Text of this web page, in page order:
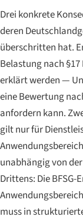
Drei konkrete
deren
überschritten hat.
Belastung nach
erklärt werden —
eine Bewertung
anfordern kann.
gilt nur für
unabhängig von
Drittens: Die
muss in